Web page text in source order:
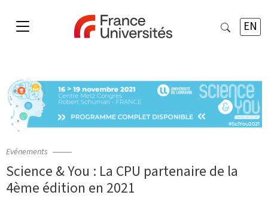
EN
Evénements
Science & You : La CPU partenaire de la
4ème édition en 2021